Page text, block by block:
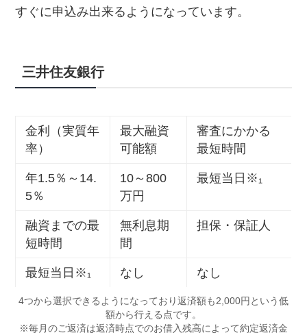
すぐに申込み出来るようになっています。
三井住友銀行
金利（実質年
率）
最大融資
可能額
審査にかかる
最短時間
年1.5％～14.
5％
10～800
万円
最短当日※₁
融資までの最
短時間
無利息期
間
担保・保証人
最短当日※₁ なし なし
4つから選択できるようになっており返済額も2,000円という低
額から行える点です。
※毎月のご返済は返済時点でのお借入残高によって約定返済金